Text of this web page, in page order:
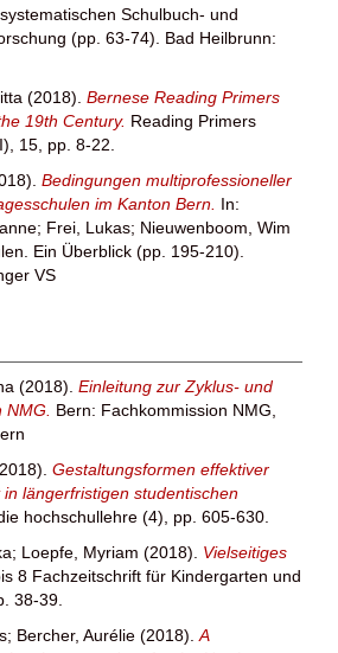
Schulbuch- und
(pp. 63-74). Bad Heilbrunn:
(2018). Bernese Reading Primers
19th Century. Reading Primers
15, pp. 8-22.
Bedingungen multiprofessioneller
im Kanton Bern. In:
; Frei, Lukas; Nieuwenboom, Wim
Ein Überblick (pp. 195-210).
VS
(2018). Einleitung zur Zyklus- und
Bern: Fachkommission NMG,
Gestaltungsformen effektiver
längerfristigen studentischen
hochschullehre (4), pp. 605-630.
; Loepfe, Myriam (2018). Vielseitiges
8 Fachzeitschrift für Kindergarten und
38-39.
; Bercher, Aurélie (2018). A